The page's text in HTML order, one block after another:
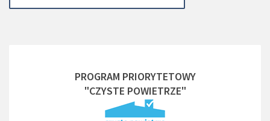
PROGRAM PRIORYTETOWY
"CZYSTE POWIETRZE"